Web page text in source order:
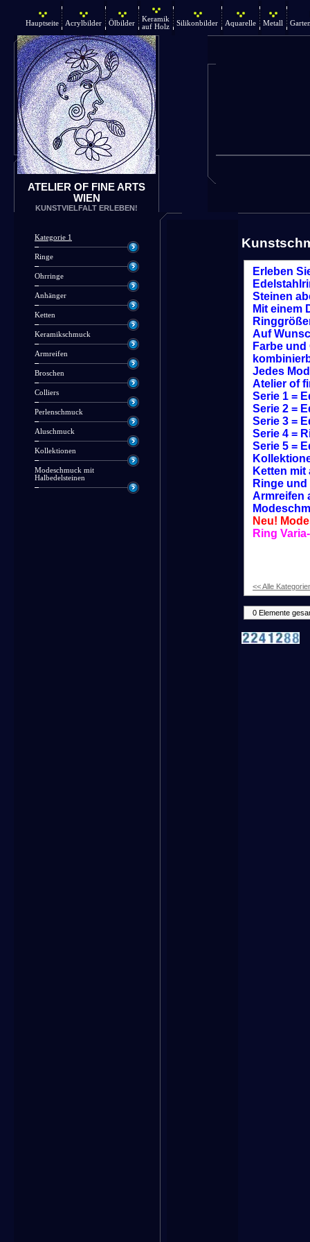
Hauptseite Acrylbilder Ölbilder
Keramik
auf Holz
Silikonbilder Aquarelle Metall
ATELIER OF FINE ARTS
WIEN
KUNSTVIELFALT ERLEBEN!
Kategorie 1
Ringe
Ohrringe
Anhänger
Ketten
Keramikschmuck
Armreifen
Broschen
Colliers
Perlenschmuck
Aluschmuck
Kollektionen
Modeschmuck mit
Halbedelsteinen
Erleben
Steinen
Mit einem
Auf
Farbe
Jedes
Atelier of
Serie 1 =
Serie 2 =
Serie 3 =
Serie 4 =
Serie 5 =
Ketten mit
Ringe
Armreifen
Neu!
Ring
<< Alle
0 Elemente